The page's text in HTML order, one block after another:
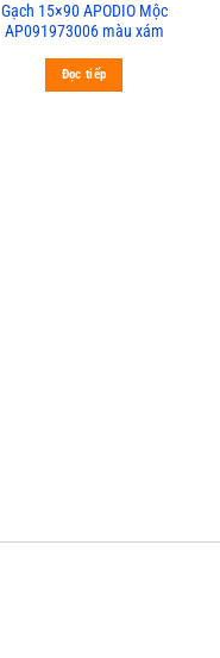
Gạch 15×90 APODIO Mộc
AP091973006 màu xám
Đọc tiếp